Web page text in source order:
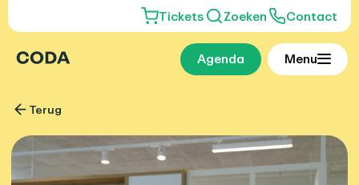
Tickets Zoeken Contact
Agenda Menu
Terug